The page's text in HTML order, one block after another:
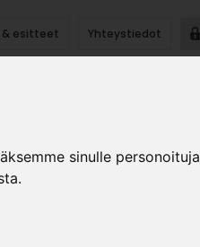
sinulle personoituja
& esitteet Yhteystiedot